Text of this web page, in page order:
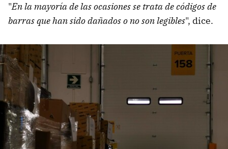
"En la mayoría de las ocasiones se trata de códigos de
barras que han sido dañados o no son legibles", dice.